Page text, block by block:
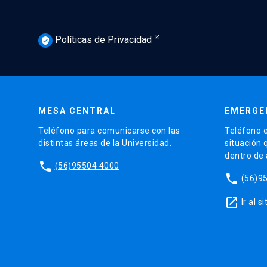
verified_user Políticas de Privacidad
MESA CENTRAL
Teléfono para comunicarse con las
distintas áreas de la Universidad.
phone (56)95504 4000
Teléfono
situación
dentro de
phone
launch Ir al